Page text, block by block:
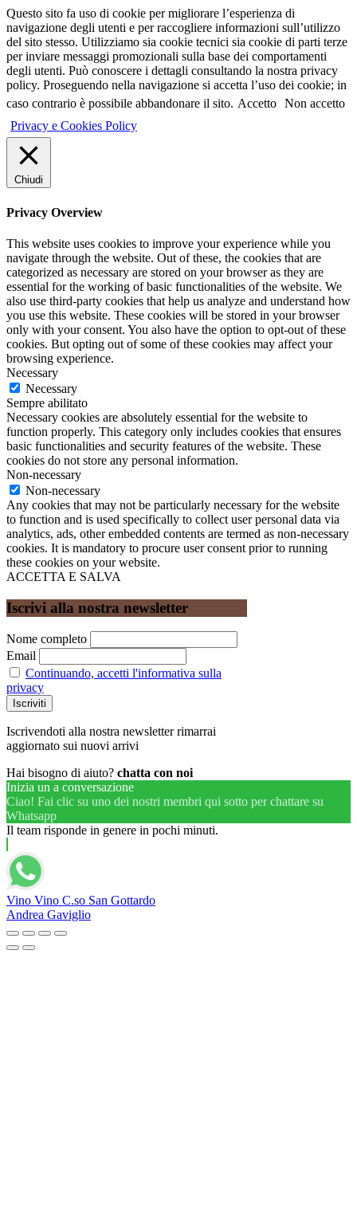
Questo sito fa uso di cookie per migliorare l’esperienza di
navigazione degli utenti e per raccogliere informazioni sull’utilizzo
del sito stesso. Utilizziamo sia cookie tecnici sia cookie di parti terze
per inviare messaggi promozionali sulla base dei comportamenti
degli utenti. Può conoscere i dettagli consultando la nostra privacy
policy. Proseguendo nella navigazione si accetta l’uso dei cookie; in
caso contrario è possibile abbandonare il sito. Accetto Non accetto
Privacy e Cookies Policy
Chiudi
Privacy Overview
This website uses cookies to improve your experience while you
navigate through the website. Out of these, the cookies that are
categorized as necessary are stored on your browser as they are
essential for the working of basic functionalities of the website. We
also use third-party cookies that help us analyze and understand how
you use this website. These cookies will be stored in your browser
only with your consent. You also have the option to opt-out of these
cookies. But opting out of some of these cookies may affect your
browsing experience.
Necessary
Necessary
Sempre abilitato
Necessary cookies are absolutely essential for the website to
function properly. This category only includes cookies that ensures
basic functionalities and security features of the website. These
cookies do not store any personal information.
Non-necessary
Non-necessary
Any cookies that may not be particularly necessary for the website
to function and is used specifically to collect user personal data via
analytics, ads, other embedded contents are termed as non-necessary
cookies. It is mandatory to procure user consent prior to running
these cookies on your website.
ACCETTA E SALVA
Iscrivi alla nostra newsletter
Nome completo
Email
Continuando, accetti l'informativa sulla
privacy
Iscrivendoti alla nostra newsletter rimarrai
aggiornato sui nuovi arrivi
Hai bisogno di aiuto? chatta con noi
Inizia un a conversazione
Ciao! Fai clic su uno dei nostri membri qui sotto per chattare su
Whatsapp
Il team risponde in genere in pochi minuti.
Vino Vino C.so San Gottardo
Andrea Gaviglio